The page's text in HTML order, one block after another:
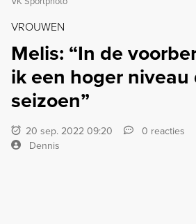
VROUWEN
Melis: “In de
ik een hoger niveau
seizoen”
20 sep. 2022 09:20
0 reacties
Dennis